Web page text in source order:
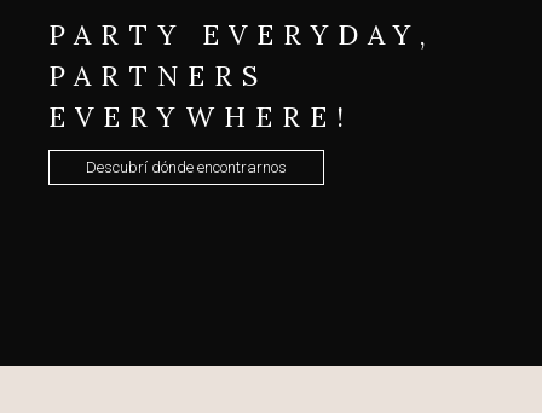
PARTY EVERYDAY,
PARTNERS
EVERYWHERE!
Descubrí dónde encontrarnos